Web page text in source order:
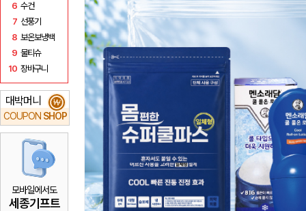
6 수건
7 선풍기
8 보온보냉백
9 물티슈
10 장바구니
대박머니
COUPON SHOP
₩
모바일에서도
세종기프트